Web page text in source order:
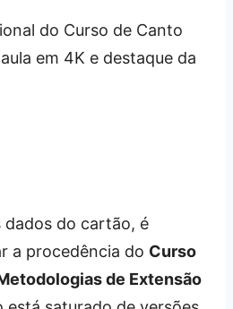
dados do cartão, é
a procedência do Curso
de Extensão